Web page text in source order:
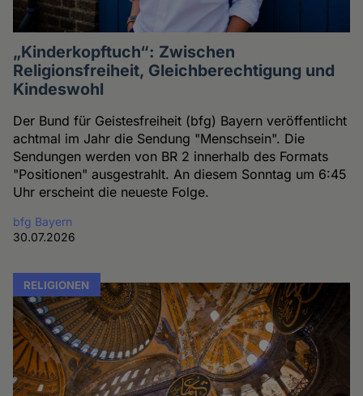
„Kinderkopftuch“: Zwischen
Religionsfreiheit, Gleichberechtigung und
Kindeswohl
Der Bund für Geistesfreiheit (bfg) Bayern veröffentlicht
achtmal im Jahr die Sendung "Menschsein". Die
Sendungen werden von BR 2 innerhalb des Formats
"Positionen" ausgestrahlt. An diesem Sonntag um 6:45
Uhr erscheint die neueste Folge.
bfg Bayern
30.07.2026
RELIGIONEN